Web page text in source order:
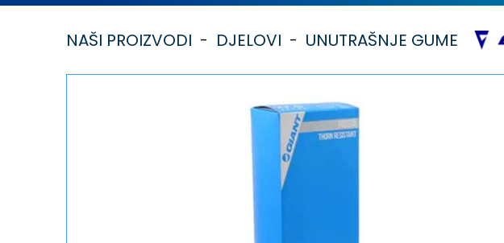
NAŠI PROIZVODI DJELOVI UNUTRAŠNJE GUME